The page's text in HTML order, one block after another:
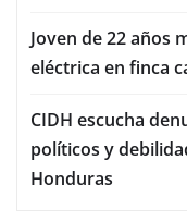
Joven de 22 años
eléctrica en finca
CIDH escucha
políticos y
Honduras